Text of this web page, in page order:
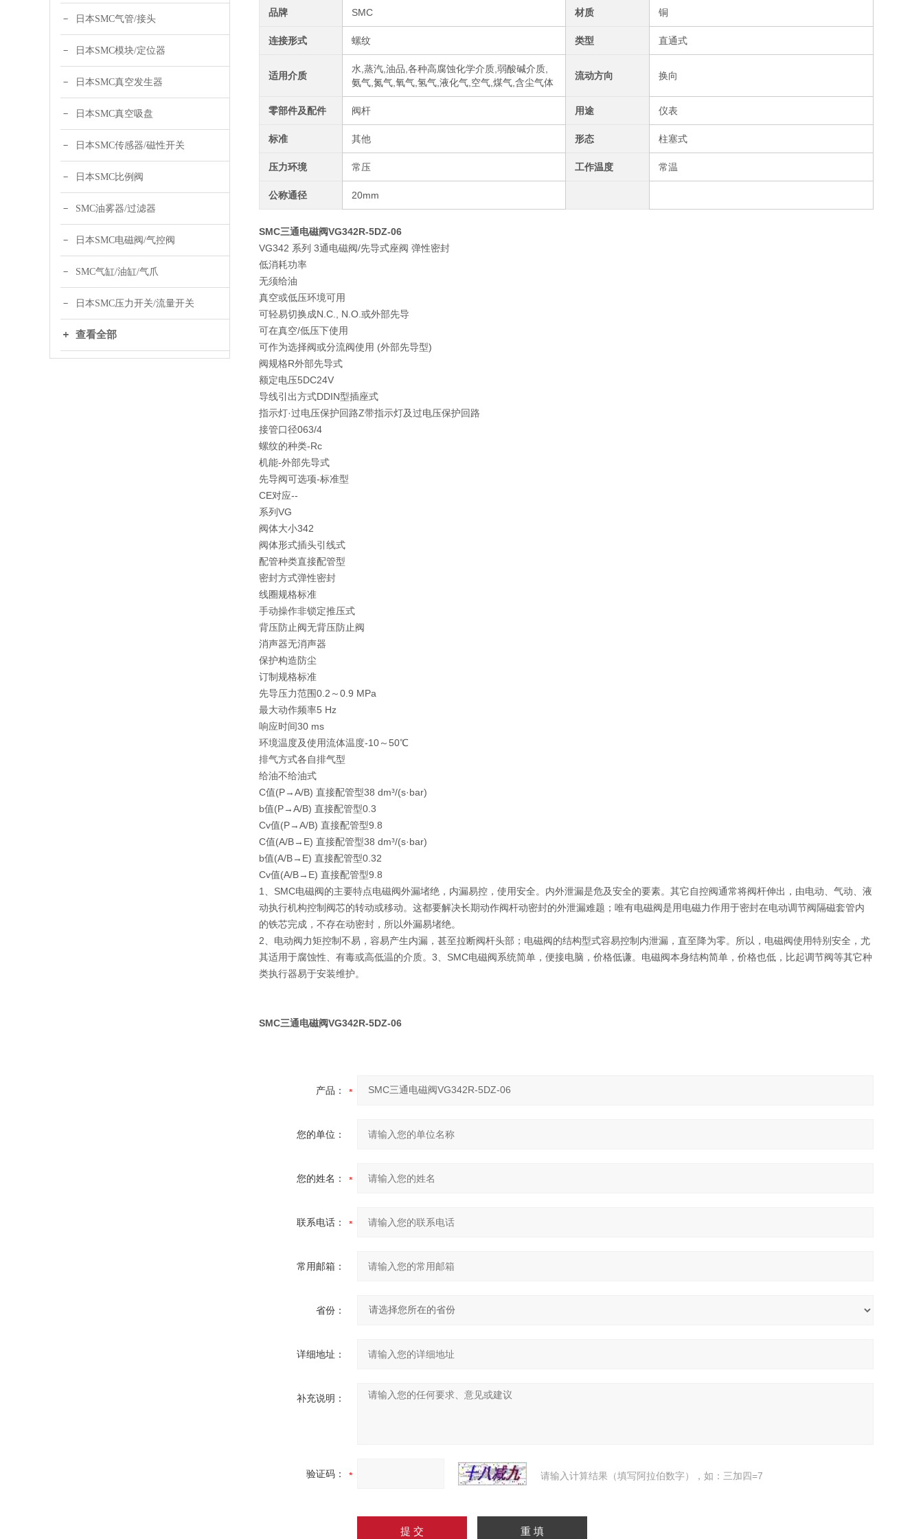
日本SMC气管/接头
日本SMC模块/定位器
日本SMC真空发生器
日本SMC真空吸盘
日本SMC传感器/磁性开关
日本SMC比例阀
SMC油雾器/过滤器
日本SMC电磁阀/气控阀
SMC气缸/油缸/气爪
日本SMC压力开关/流量开关
查看全部
品牌 SMC 材质 铜
连接形式 螺纹 类型 直通式
适用介质
水,蒸汽,油品,各种高腐蚀化学介质,弱酸碱介质,
氨气,氮气,氧气,氢气,液化气,空气,煤气,含尘气体
流动方向 换向
零部件及配件 阀杆 用途 仪表
标准 其他 形态 柱塞式
压力环境 常压 工作温度 常温
公称通径 20mm
SMC三通电磁阀VG342R-5DZ-06
VG342 系列 3通电磁阀/先导式座阀 弹性密封
低消耗功率
无须给油
真空或低压环境可用
可轻易切换成N.C., N.O.或外部先导
可在真空/低压下使用
可作为选择阀或分流阀使用 (外部先导型)
阀规格R外部先导式
额定电压5DC24V
导线引出方式DDIN型插座式
指示灯·过电压保护回路Z带指示灯及过电压保护回路
接管口径063/4
螺纹的种类-Rc
机能-外部先导式
先导阀可选项-标准型
CE对应--
系列VG
阀体大小342
阀体形式插头引线式
配管种类直接配管型
密封方式弹性密封
线圈规格标准
手动操作非锁定推压式
背压防止阀无背压防止阀
消声器无消声器
保护构造防尘
订制规格标准
先导压力范围0.2～0.9 MPa
最大动作频率5 Hz
响应时间30 ms
环境温度及使用流体温度-10～50℃
排气方式各自排气型
给油不给油式
C值(P→A/B) 直接配管型38 dm³/(s·bar)
b值(P→A/B) 直接配管型0.3
Cv值(P→A/B) 直接配管型9.8
C值(A/B→E) 直接配管型38 dm³/(s·bar)
b值(A/B→E) 直接配管型0.32
Cv值(A/B→E) 直接配管型9.8
1、SMC电磁阀的主要特点电磁阀外漏堵绝，内漏易控，使用安全。内外泄漏是危及安全的要素。其它自控阀通常将阀杆伸出，由电动、气动、液
动执行机构控制阀芯的转动或移动。这都要解决长期动作阀杆动密封的外泄漏难题；唯有电磁阀是用电磁力作用于密封在电动调节阀隔磁套管内
的铁芯完成，不存在动密封，所以外漏易堵绝。
2、电动阀力矩控制不易，容易产生内漏，甚至拉断阀杆头部；电磁阀的结构型式容易控制内泄漏，直至降为零。所以，电磁阀使用特别安全，尤
其适用于腐蚀性、有毒或高低温的介质。3、SMC电磁阀系统简单，便接电脑，价格低谦。电磁阀本身结构简单，价格也低，比起调节阀等其它种
类执行器易于安装维护。
SMC三通电磁阀VG342R-5DZ-06
产品：
您的单位：
您的姓名：
联系电话：
常用邮箱：
省份：
详细地址：
补充说明：
验证码： 请输入计算结果（填写阿拉伯数字），如：三加四=7